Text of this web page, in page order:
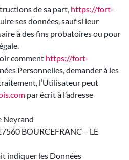
de sa part, https://fort-
ses données, sauf si leur
à des fins probatoires ou pour
comment https://fort-
Personnelles, demander à les
l’Utilisateur peut
par écrit à l’adresse
Neyrand
BOURCEFRANC – LE
indiquer les Données